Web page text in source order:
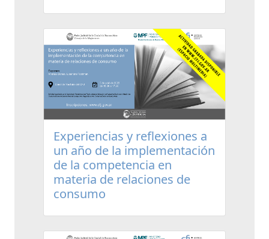
Experiencias y reflexiones a
un año de la implementación
de la competencia en
materia de relaciones de
consumo